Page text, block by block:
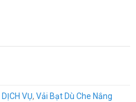
DỊCH VỤ, Vải Bạt Dù Che Nắng